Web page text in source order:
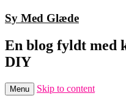
Sy Med Glæde
En blog fyldt med
DIY
Menu Skip to content